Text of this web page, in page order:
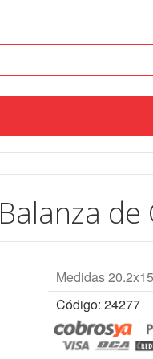
Balanza de
Medidas
Código: 24277